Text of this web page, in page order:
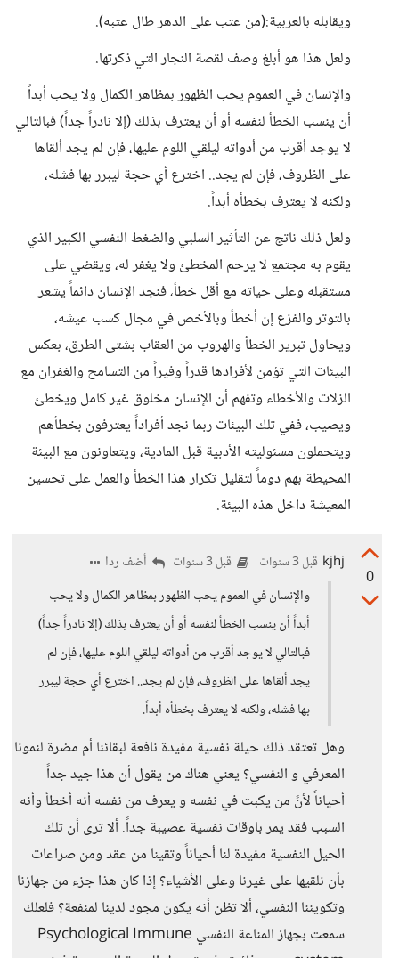
ويقابله بالعربية:(من عتب على الدهر طال عتبه).‏
ولعل هذا هو أبلغ وصف لقصة النجار التي ذكرتها.
والإنسان في العموم يحب الظهور بمظاهر الكمال ولا يحب أبداً
أن ينسب الخطأ لنفسه أو أن يعترف بذلك (إلا نادراً جداً) فبالتالي
لا يوجد أقرب من أدواته ليلقي اللوم عليها، فإن لم يجد ألقاها
على الظروف، فإن لم يجد.. اخترع أي حجة ليبرر بها فشله،
ولكنه لا يعترف بخطأه أبداً.
ولعل ذلك ناتج عن التأثير السلبي والضغط النفسي الكبير الذي
يقوم به مجتمع لا يرحم المخطئ ولا يغفر له، ويقضي على
مستقبله وعلى حياته مع أقل خطأ، فنجد الإنسان دائماً يشعر
بالتوتر والفزع إن أخطأ وبالأخص في مجال كسب عيشه،
ويحاول تبرير الخطأ والهروب من العقاب بشتى الطرق، بعكس
البيئات التي تؤمن لأفرادها قدراً وفيراً من التسامح والغفران مع
الزلات والأخطاء وتفهم أن الإنسان مخلوق غير كامل ويخطئ
ويصيب، ففي تلك البيئات ربما نجد أفراداً يعترفون بخطأهم
ويتحملون مسئوليته الأدبية قبل المادية، ويتعاونون مع البيئة
المحيطة بهم دوماً لتقليل تكرار هذا الخطأ والعمل على تحسين
المعيشة داخل هذه البيئة.
0
kjhj قبل 3 سنوات قبل 3 سنوات
أضف ردا
والإنسان في العموم يحب الظهور بمظاهر الكمال ولا يحب
أبداً أن ينسب الخطأ لنفسه أو أن يعترف بذلك (إلا نادراً جداً)
فبالتالي لا يوجد أقرب من أدواته ليلقي اللوم عليها، فإن لم
يجد ألقاها على الظروف، فإن لم يجد.. اخترع أي حجة ليبرر
بها فشله، ولكنه لا يعترف بخطأه أبداً.
وهل تعتقد ذلك حيلة نفسية مفيدة نافعة لبقائنا أم مضرة لنمونا
المعرفي و النفسي؟ يعني هناك من يقول أن هذا جيد جداً
أحياناً لأنً من يكبت في نفسه و يعرف من نفسه أنه أخطأ وأنه
السبب فقد يمر باوقات نفسية عصيبة جداً. ألا ترى أن تلك
الحيل النفسية مفيدة لنا أحياناً وتقينا من عقد ومن صراعات
بأن نلقيها على غيرنا وعلى الأشياء؟ إذا كان هذا جزء من جهازنا
وتكويننا النفسي، ألا تظن أنه يكون مجود لدينا لمنفعة؟ فلعلك
سمعت بجهاز المناعة النفسي Psychological Immune